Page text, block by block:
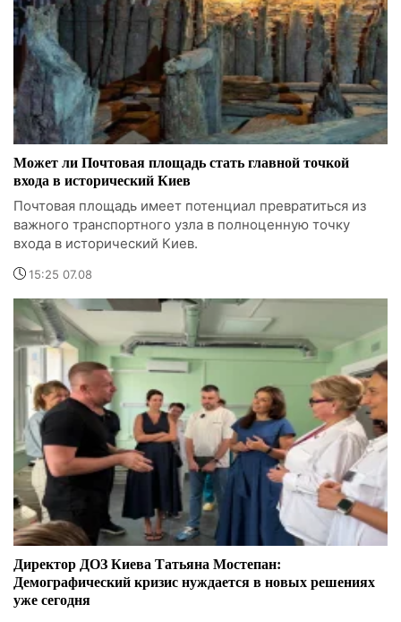
Может ли Почтовая площадь стать главной точкой
входа в исторический Киев
Почтовая площадь имеет потенциал превратиться из
важного транспортного узла в полноценную точку
входа в исторический Киев.
15:25 07.08
Директор ДОЗ Киева Татьяна Мостепан:
Демографический кризис нуждается в новых решениях
уже сегодня